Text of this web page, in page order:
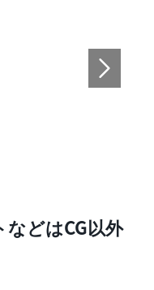
どはCG以外